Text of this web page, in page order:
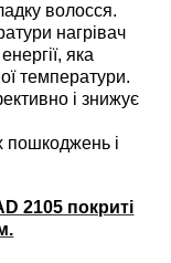
волосся.
нагрівач
яка
температури.
і знижує
пошкоджень і
2105 покриті